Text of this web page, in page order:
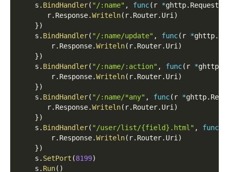
    s
. BindHandler( "/:name" , func( r *ghttp. Request
       r
. Response.Writeln( r. Router. Uri )
})
    s
. BindHandler( "/:name/update" , func( r *ghttp.
        r
. Response.Writeln( r. Router. Uri )
})
    s
. BindHandler( "/:name/:action" , func( r *ghttp
        r
. Response.Writeln( r. Router. Uri )
})
    s
. BindHandler( "/:name/*any" , func( r *ghttp.
       r
. Response.Writeln( r. Router. Uri )
})
    s
. BindHandler( "/user/list/{field}.html" , func
        r
. Response.Writeln( r. Router. Uri )
})
    s
. SetPort (8199)
    s
. Run( )